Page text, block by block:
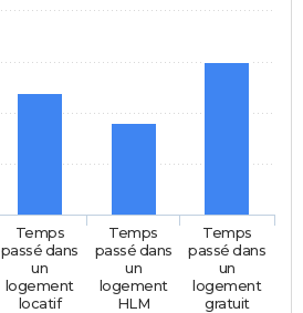
Temps
passé dans
un
logement
locatif
Temps
passé dans
un
logement
HLM
Temps
passé dans
un
logement
gratuit